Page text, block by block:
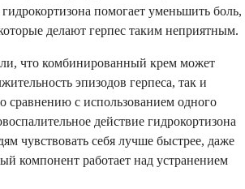
помогает уменьшить боль,
делают герпес таким неприятным.
что комбинированный крем может
эпизодов герпеса, так и
сравнению с использованием одного
действие гидрокортизона
чувствовать себя лучше быстрее, даже
компонент работает над устранением